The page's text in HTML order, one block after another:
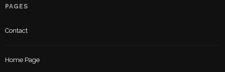
PAGES
Contact
Home Page